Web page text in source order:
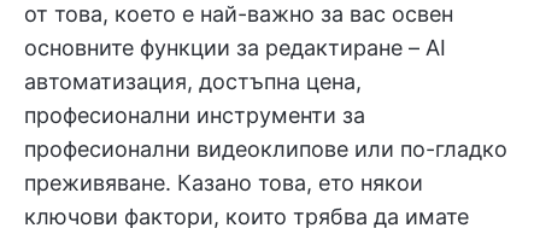
от това, което е най-важно за вас освен
основните функции за редактиране – AI
автоматизация, достъпна цена,
професионални инструменти за
професионални видеоклипове или по-гладко
преживяване. Казано това, ето някои
ключови фактори, които трябва да имате